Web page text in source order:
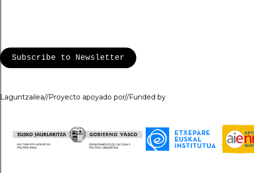
Subscribe to Newsletter
Laguntzailea//Proyecto apoyado por//Funded by